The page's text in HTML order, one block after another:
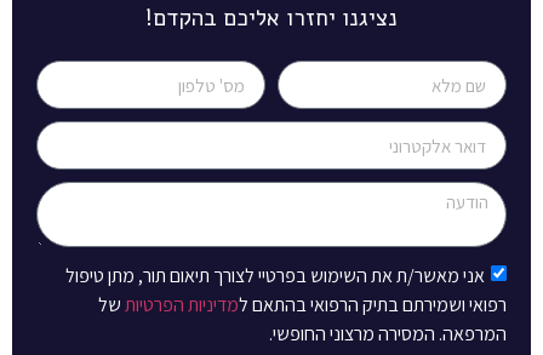
נציגנו יחזרו אליכם בהקדם!
אני מאשר/ת את השימוש בפרטיי לצורך תיאום תור, מתן טיפול
רפואי ושמירתם בתיק הרפואי בהתאם למדיניות הפרטיותשל
המרפאה. המסירה מרצוני החופשי.